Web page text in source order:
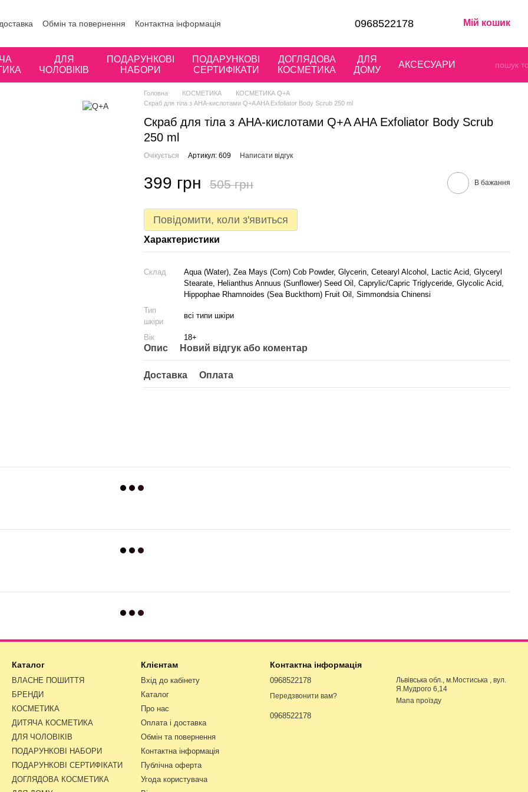
Обмін та повернення
Контактна інформація
0968522178 Мій кошик
ДЛЯ
ЧОЛОВІКІВ
ПОДАРУНКОВІ
НАБОРИ
ПОДАРУНКОВІ
СЕРТИФІКАТИ
ДОГЛЯДОВА
КОСМЕТИКА
ДЛЯ
ДОМУ
АКСЕСУАРИ
Головна КОСМЕТИКА
КОСМЕТИКА Q+A
Скраб для тіла з AHA-кислотами Q+A AHA Exfoliator Body Scrub 250 ml
Скраб для тіла з AHA-кислотами Q+A AHA Exfoliator Body Scrub
250 ml
Очікується Артикул: 609 Написати відгук
399 грн 505 грн В бажання
Повідомити, коли з'явиться
Характеристики
Склад
Aqua (Water), Zea Mays (Corn) Cob Powder, Glycerin, Cetearyl Alcohol, Lactic Acid, Glyceryl
Stearate, Helianthus Annuus (Sunflower) Seed Oil, Caprylic/Capric Triglyceride, Glycolic Acid,
Hippophae Rhamnoides (Sea Buckthorn) Fruit Oil, Simmondsia Chinensi
Тип
шкіри
всі типи шкіри
Вік 18+
Опис Новий відгук або коментар
Доставка Оплата
Каталог
ВЛАСНЕ ПОШИТТЯ
БРЕНДИ
КОСМЕТИКА
ДИТЯЧА КОСМЕТИКА
ДЛЯ ЧОЛОВІКІВ
ПОДАРУНКОВІ НАБОРИ
ПОДАРУНКОВІ СЕРТИФІКАТИ
ДОГЛЯДОВА КОСМЕТИКА
Клієнтам
Вхід до кабінету
Каталог
Про нас
Оплата і доставка
Обмін та повернення
Контактна інформація
Публічна оферта
Угода користувача
Контактна інформація
0968522178
Передзвонити вам?
0968522178
Львівська обл., м.Мостиська , вул.
Я.Мудрого 6,14
Мапа проїзду